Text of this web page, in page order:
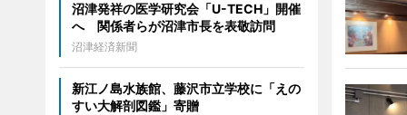
沼津発祥の医学研究会「U-TECH」開催
へ 関係者らが沼津市長を表敬訪問
沼津経済新聞
新江ノ島水族館、藤沢市立学校に「えの
すい大解剖図鑑」寄贈